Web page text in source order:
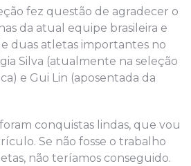
fez questão de agradecer o
da atual equipe brasileira e
duas atletas importantes no
Silva (atualmente na seleção
e Gui Lin (aposentada da
conquistas lindas, que vou
Se não fosse o trabalho
não teríamos conseguido.